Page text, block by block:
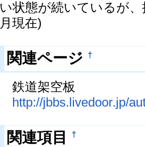
い状態が続いているが
月現在)
関連ページ †
鉄道架空板
http://jbbs.livedoor.jp/
関連項目 †